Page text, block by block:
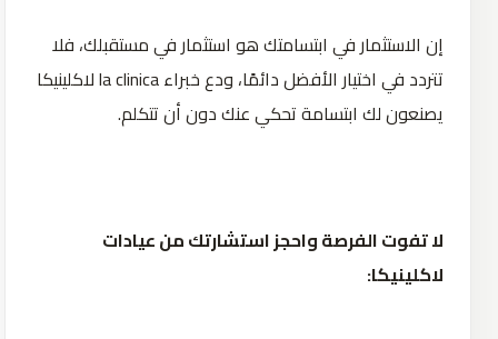
إن الاستثمار في ابتسامتك هو استثمار في مستقبلك، فلا
تتردد في اختيار الأفضل دائمًا، ودع خبراء la clinica لاكلينيكا
يصنعون لك ابتسامة تحكي عنك دون أن تتكلم.
لا تفوت الفرصة واحجز استشارتك من عيادات
لاكلينيكا: